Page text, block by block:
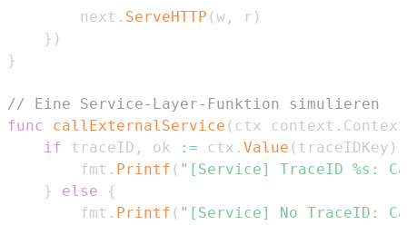
		next
. ServeHTTP (w , r )
} )
}
// Eine Service-Layer-Funktion simulieren
func
callExternalService ( ctx context . Context
if traceID , ok := ctx . Value ( traceIDKey )
		fmt
. Printf ( "[Service] TraceID %s:
}
else
{
		fmt
. Printf ( "[Service] No TraceID: